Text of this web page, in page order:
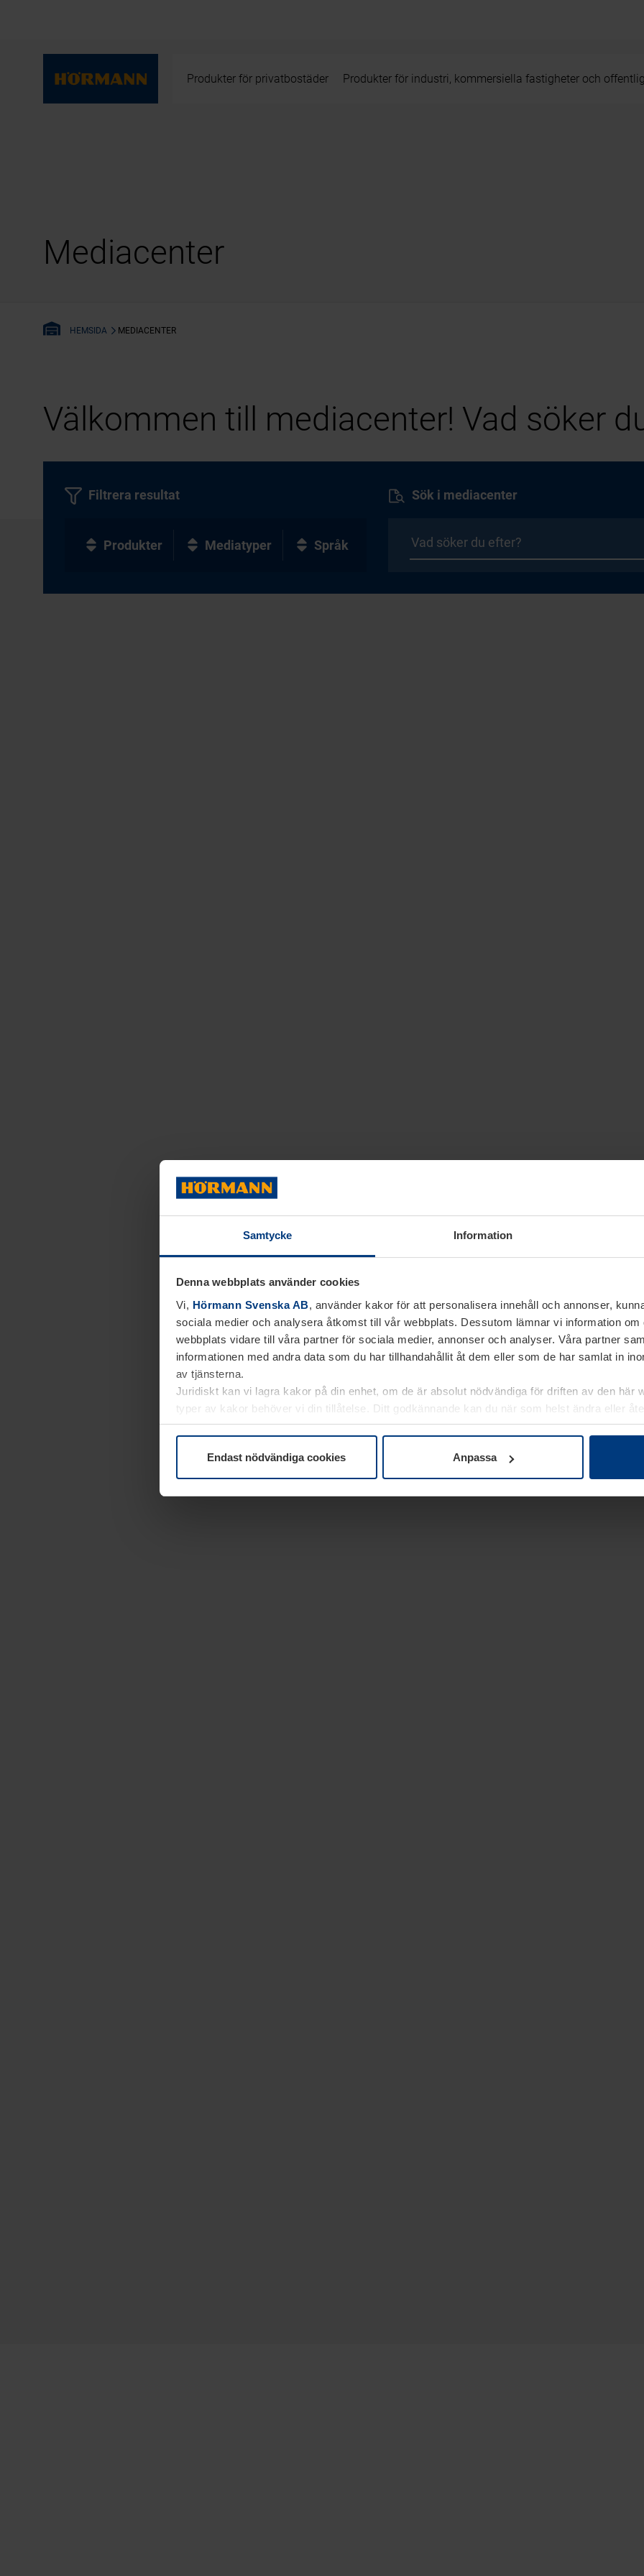
Samtycke Information
Denna webbplats använder cookies
Vi, Hörmann Svenska AB, använder kakor för att personalisera innehåll och annonser,
sociala medier och analysera åtkomst till vår webbplats. Dessutom lämnar vi information om
webbplats vidare till våra partner för sociala medier, annonser och analyser. Våra partner
informationen med andra data som du har tillhandahållit åt dem eller som de har samlat in
av tjänsterna.
Juridiskt kan vi lagra kakor på din enhet, om de är absolut nödvändiga för driften av den här
typer av kakor behöver vi din tillåtelse. Ditt godkännande kan du när som helst ändra eller
kakor underDataskyddsförklaringpå vår webbplats.
Endast nödvändiga cookies Anpassa
Produkter för privatbostäder Produkter för industri, kommersiella fastigheter och
Mediacenter
HEMSIDA MEDIACENTER
Välkommen till mediacenter! Vad söker
Sök i mediacenter
Filtrera resultat
Produkter Mediatyper Språk